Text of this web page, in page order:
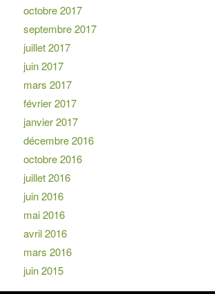
octobre 2017
septembre 2017
juillet 2017
juin 2017
mars 2017
février 2017
janvier 2017
décembre 2016
octobre 2016
juillet 2016
juin 2016
mai 2016
avril 2016
mars 2016
juin 2015